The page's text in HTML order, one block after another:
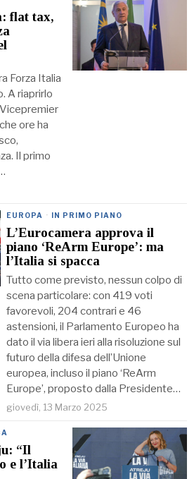
flat tax,
Forza Italia
A riaprirlo
ore ha
Il primo
EUROPA · IN PRIMO PIANO
L’Eurocamera approva il
piano ‘ReArm Europe’: ma
l’Italia si spacca
Tutto come previsto, nessun colpo di
scena particolare: con 419 voti
favorevoli, 204 contrari e 46
astensioni, il Parlamento Europeo ha
dato il via libera ieri alla risoluzione sul
futuro della difesa dell’Unione
europea, incluso il piano ‘ReArm
Europe’, proposto dalla Presidente…
giovedì, 13 Marzo 2025
“Il
e l’Italia